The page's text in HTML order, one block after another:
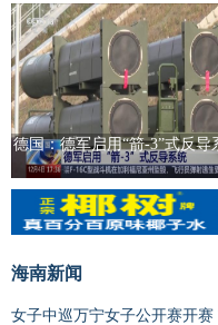
德国：德军启用“箭-3”式反导
海南新闻
女子中巡万宁女子公开赛开